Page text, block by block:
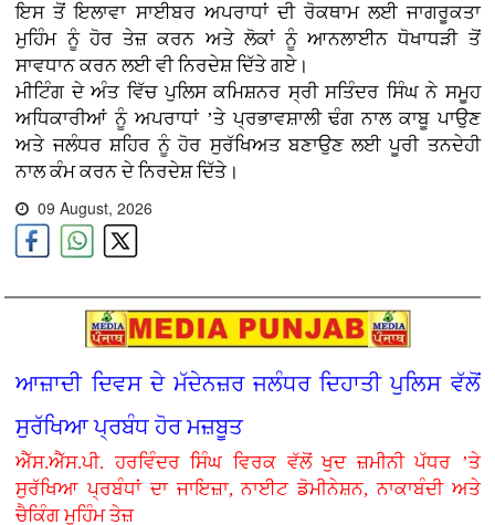
ਇਸ ਤੋਂ ਇਲਾਵਾ ਸਾਈਬਰ ਅਪਰਾਧਾਂ ਦੀ ਰੋਕਥਾਮ ਲਈ ਜਾਗਰੂਕਤਾ
ਮੁਹਿੰਮ ਨੂੰ ਹੋਰ ਤੇਜ਼ ਕਰਨ ਅਤੇ ਲੋਕਾਂ ਨੂੰ ਆਨਲਾਈਨ ਧੋਖਾਧੜੀ ਤੋਂ
ਸਾਵਧਾਨ ਕਰਨ ਲਈ ਵੀ ਨਿਰਦੇਸ਼ ਦਿੱਤੇ ਗਏ।
ਮੀਟਿੰਗ ਦੇ ਅੰਤ ਵਿੱਚ ਪੁਲਿਸ ਕਮਿਸ਼ਨਰ ਸ੍ਰੀ ਸਤਿੰਦਰ ਸਿੰਘ ਨੇ ਸਮੂਹ
ਅਧਿਕਾਰੀਆਂ ਨੂੰ ਅਪਰਾਧਾਂ ’ਤੇ ਪ੍ਰਭਾਵਸ਼ਾਲੀ ਢੰਗ ਨਾਲ ਕਾਬੂ ਪਾਉਣ
ਅਤੇ ਜਲੰਧਰ ਸ਼ਹਿਰ ਨੂੰ ਹੋਰ ਸੁਰੱਖਿਅਤ ਬਣਾਉਣ ਲਈ ਪੂਰੀ ਤਨਦੇਹੀ
ਨਾਲ ਕੰਮ ਕਰਨ ਦੇ ਨਿਰਦੇਸ਼ ਦਿੱਤੇ।
09 August, 2026
ਆਜ਼ਾਦੀ ਦਿਵਸ ਦੇ ਮੱਦੇਨਜ਼ਰ ਜਲੰਧਰ ਦਿਹਾਤੀ ਪੁਲਿਸ ਵੱਲੋਂ
ਸੁਰੱਖਿਆ ਪ੍ਰਬੰਧ ਹੋਰ ਮਜ਼ਬੂਤ
ਐੱਸ.ਐੱਸ.ਪੀ. ਹਰਵਿੰਦਰ ਸਿੰਘ ਵਿਰਕ ਵੱਲੋਂ ਖੁਦ ਜ਼ਮੀਨੀ ਪੱਧਰ ’ਤੇ
ਸੁਰੱਖਿਆ ਪ੍ਰਬੰਧਾਂ ਦਾ ਜਾਇਜ਼ਾ, ਨਾਈਟ ਡੋਮੀਨੇਸ਼ਨ, ਨਾਕਾਬੰਦੀ ਅਤੇ
ਚੈਕਿੰਗ ਮੁਹਿੰਮ ਤੇਜ਼